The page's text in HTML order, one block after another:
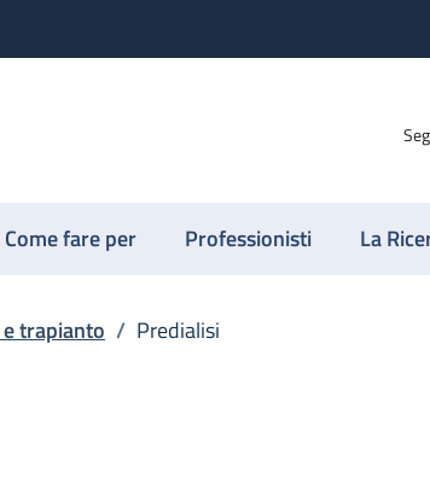
Come fare per Professionisti La
trapianto / Predialisi